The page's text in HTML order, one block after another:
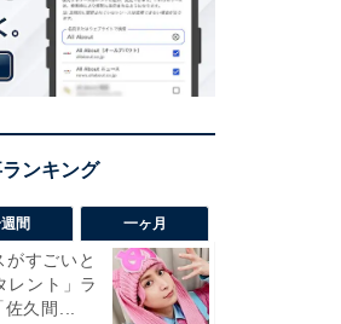
間 一ヶ月
がすごいと
レント」ラ
佐久間...